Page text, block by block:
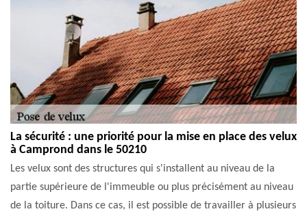
La sécurité : une priorité pour la mise en place des velux
à Camprond dans le 50210
Les velux sont des structures qui s'installent au niveau de la
partie supérieure de l'immeuble ou plus précisément au niveau
de la toiture. Dans ce cas, il est possible de travailler à plusieurs